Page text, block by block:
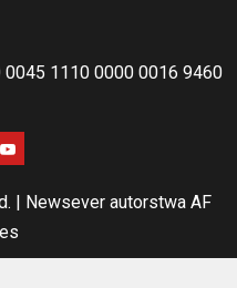
1110 0000 0016 9460
| Newseverautorstwa AF